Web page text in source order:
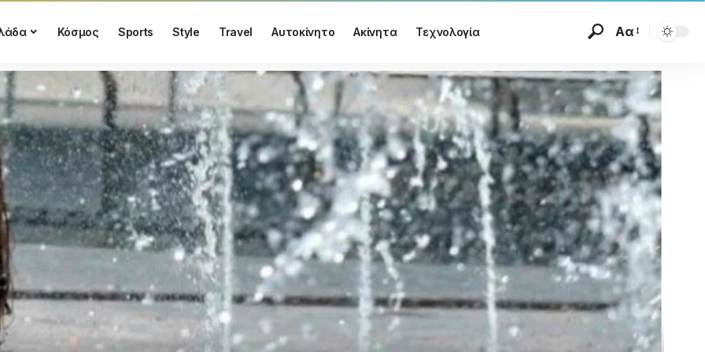
Κόσμος Sports Style Travel Αυτοκίνητο Ακίνητα Τεχνολογία Αα